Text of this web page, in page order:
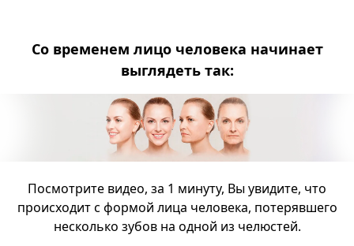
Со временем лицо человека начинает
выглядеть так:
Посмотрите видео, за 1 минуту, Вы увидите, что
происходит с формой лица человека, потерявшего
несколько зубов на одной из челюстей.